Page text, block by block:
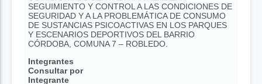
SEGUIMIENTO Y CONTROL A LAS CONDICIONES DE
SEGURIDAD Y A LA PROBLEMÁTICA DE CONSUMO
DE SUSTANCIAS PSICOACTIVAS EN LOS PARQUES
Y ESCENARIOS DEPORTIVOS DEL BARRIO
CÓRDOBA, COMUNA 7 – ROBLEDO.
Integrantes
Consultar por
Integrante